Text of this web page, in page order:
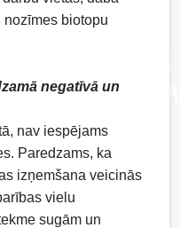
nozīmes biotopu
negatīvā un
nav iespējams
Paredzams, ka
izņemšana veicinās
vielu
sugām un